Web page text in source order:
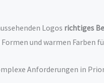
Logos richtiges
und warmen Farben
Anforderungen in